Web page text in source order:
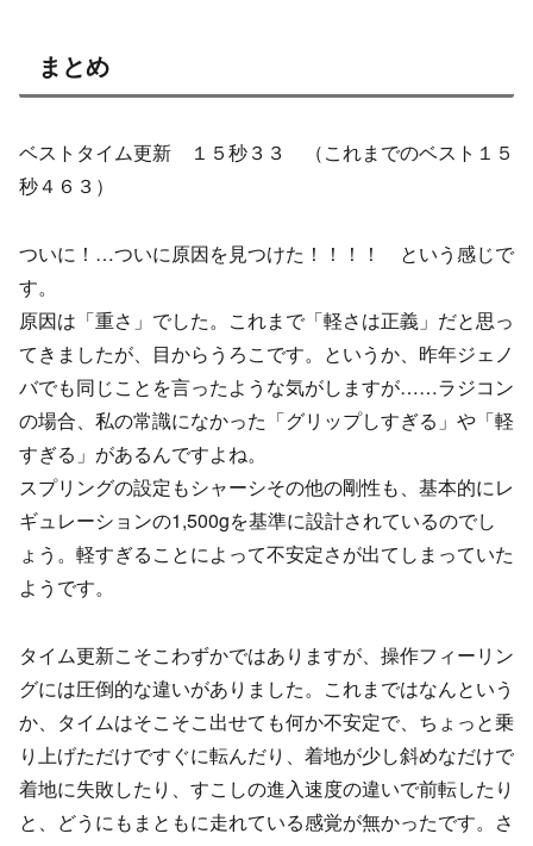
まとめ
ベストタイム更新 １５秒３３ （これまでのベスト１５
秒４６３）
ついに！…ついに原因を見つけた！！！！ という感じで
す。
原因は「重さ」でした。これまで「軽さは正義」だと思っ
てきましたが、目からうろこです。というか、昨年ジェノ
バでも同じことを言ったような気がしますが……ラジコン
の場合、私の常識になかった「グリップしすぎる」や「軽
すぎる」があるんですよね。
スプリングの設定もシャーシその他の剛性も、基本的にレ
ギュレーションの1,500gを基準に設計されているのでし
ょう。軽すぎることによって不安定さが出てしまっていた
ようです。
タイム更新こそこわずかではありますが、操作フィーリン
グには圧倒的な違いがありました。これまではなんという
か、タイムはそこそこ出せても何か不安定で、ちょっと乗
り上げただけですぐに転んだり、着地が少し斜めなだけで
着地に失敗したり、すこしの進入速度の違いで前転したり
と、どうにもまともに走れている感覚が無かったです。さ